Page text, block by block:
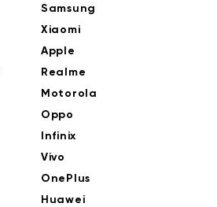
Samsung
Xiaomi
Apple
Realme
Motorola
Oppo
Infinix
Vivo
OnePlus
Huawei